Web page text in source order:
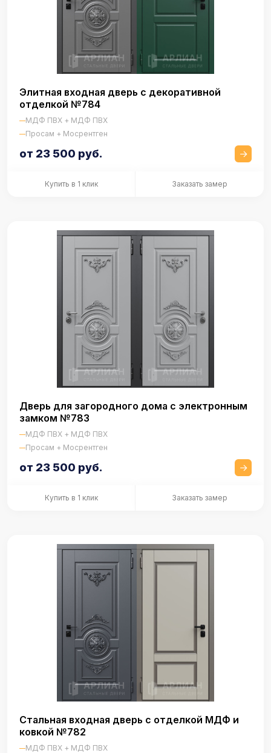
Элитная входная дверь с декоративной
отделкой №784
МДФ ПВХ + МДФ ПВХ
Просам + Мосрентген
от 23 500 руб.
Купить в 1 клик Заказать замер
Дверь для загородного дома с электронным
замком №783
МДФ ПВХ + МДФ ПВХ
Просам + Мосрентген
от 23 500 руб.
Купить в 1 клик Заказать замер
Стальная входная дверь с отделкой МДФ и
ковкой №782
МДФ ПВХ + МДФ ПВХ